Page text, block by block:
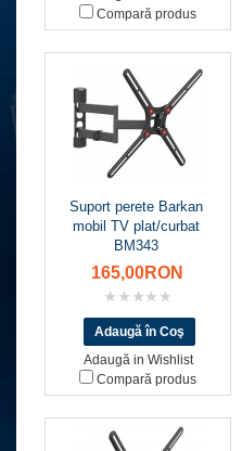
Compară produs
Suport perete Barkan
mobil TV plat/curbat
BM343
165,00RON
Adaugă in Wishlist
Compară produs